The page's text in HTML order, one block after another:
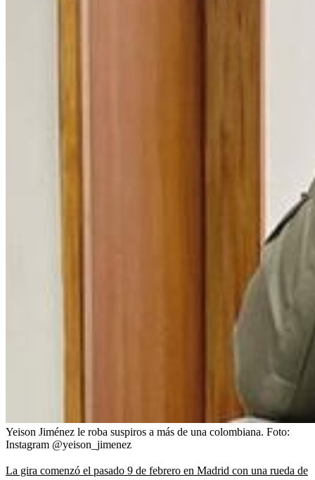
Yeison Jiménez le roba suspiros a más de una colombiana. Foto:
Instagram @yeison_jimenez
La gira comenzó el pasado 9 de febrero en Madrid con una rueda de